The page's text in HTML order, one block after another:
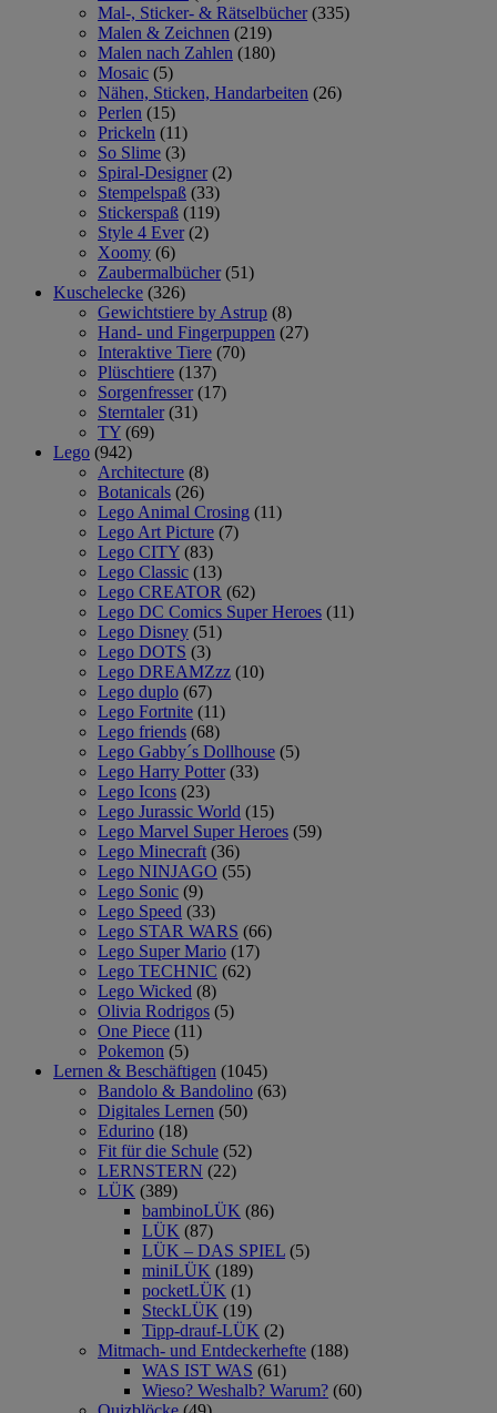
Mal-, Sticker- & Rätselbücher (335)
Malen & Zeichnen (219)
Malen nach Zahlen (180)
Mosaic (5)
Nähen, Sticken, Handarbeiten (26)
Perlen (15)
Prickeln (11)
So Slime (3)
Spiral-Designer (2)
Stempelspaß (33)
Stickerspaß (119)
Style 4 Ever (2)
Xoomy (6)
Zaubermalbücher (51)
Kuschelecke (326)
Gewichtstiere by Astrup (8)
Hand- und Fingerpuppen (27)
Interaktive Tiere (70)
Plüschtiere (137)
Sorgenfresser (17)
Sterntaler (31)
TY (69)
Lego (942)
Architecture (8)
Botanicals (26)
Lego Animal Crosing (11)
Lego Art Picture (7)
Lego CITY (83)
Lego Classic (13)
Lego CREATOR (62)
Lego DC Comics Super Heroes (11)
Lego Disney (51)
Lego DOTS (3)
Lego DREAMZzz (10)
Lego duplo (67)
Lego Fortnite (11)
Lego friends (68)
Lego Gabby´s Dollhouse (5)
Lego Harry Potter (33)
Lego Icons (23)
Lego Jurassic World (15)
Lego Marvel Super Heroes (59)
Lego Minecraft (36)
Lego NINJAGO (55)
Lego Sonic (9)
Lego Speed (33)
Lego STAR WARS (66)
Lego Super Mario (17)
Lego TECHNIC (62)
Lego Wicked (8)
Olivia Rodrigos (5)
One Piece (11)
Pokemon (5)
Lernen & Beschäftigen (1045)
Bandolo & Bandolino (63)
Digitales Lernen (50)
Edurino (18)
Fit für die Schule (52)
LERNSTERN (22)
LÜK (389)
bambinoLÜK (86)
LÜK (87)
LÜK – DAS SPIEL (5)
miniLÜK (189)
pocketLÜK (1)
SteckLÜK (19)
Tipp-drauf-LÜK (2)
Mitmach- und Entdeckerhefte (188)
WAS IST WAS (61)
Wieso? Weshalb? Warum? (60)